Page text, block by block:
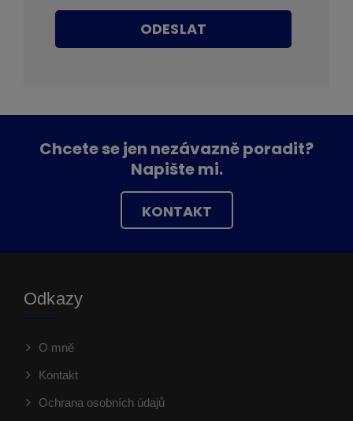
ODESLAT
Chcete se jen nezávazně poradit?
Napište mi.
KONTAKT
Odkazy
O mně
Kontakt
Ochrana osobních údajů